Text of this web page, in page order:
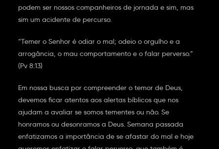
podem ser nossos companheiros de jornada e sim, mas
sim um acidente de percurso.
“Temer o Senhor é odiar o mal; odeio o orgulho e a
arrogância, o mau comportamento e o falar perverso.”
(Pv 8:13)
Em nossa busca por compreender o temor de Deus,
devemos ficar atentos aos alertas bíblicos que nos
ajudam a avaliar se somos tementes ou não. Se
honramos ou desonramos a Deus. Semana passada
enfatizamos a importância de se afastar do mal e hoje